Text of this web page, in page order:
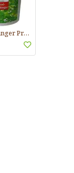
Langzeitdünger Praskac